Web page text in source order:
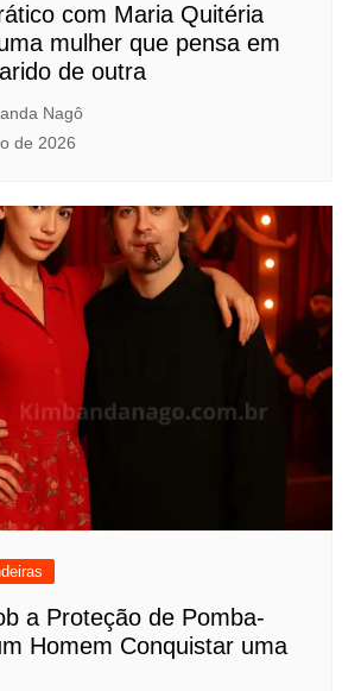
com Maria Quitéria
mulher que pensa em
de outra
Nagô
de 2026
a Proteção de Pomba-
Homem Conquistar uma